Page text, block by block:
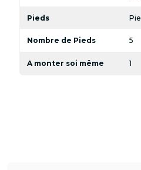
Pieds
Nombre de Pieds 5
A monter soi même 1